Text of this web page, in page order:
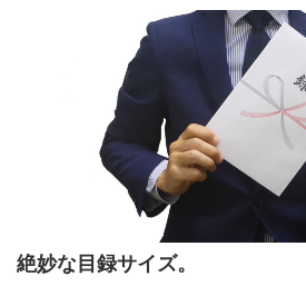
絶妙な目録サイズ。